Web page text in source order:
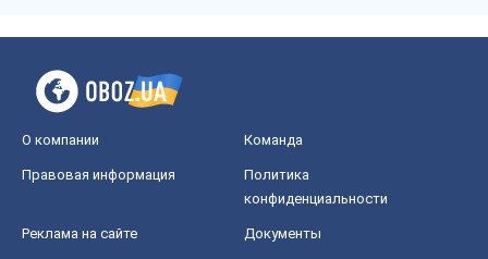
О компании Команда
Правовая информация
Политика
конфиденциальности
Реклама на сайте Документы